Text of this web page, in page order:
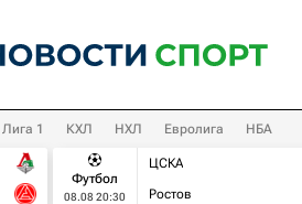
Лига 1 КХЛ НХЛ Евролига НБА
Футбол
08.08 20:30
ЦСКА
Ростов